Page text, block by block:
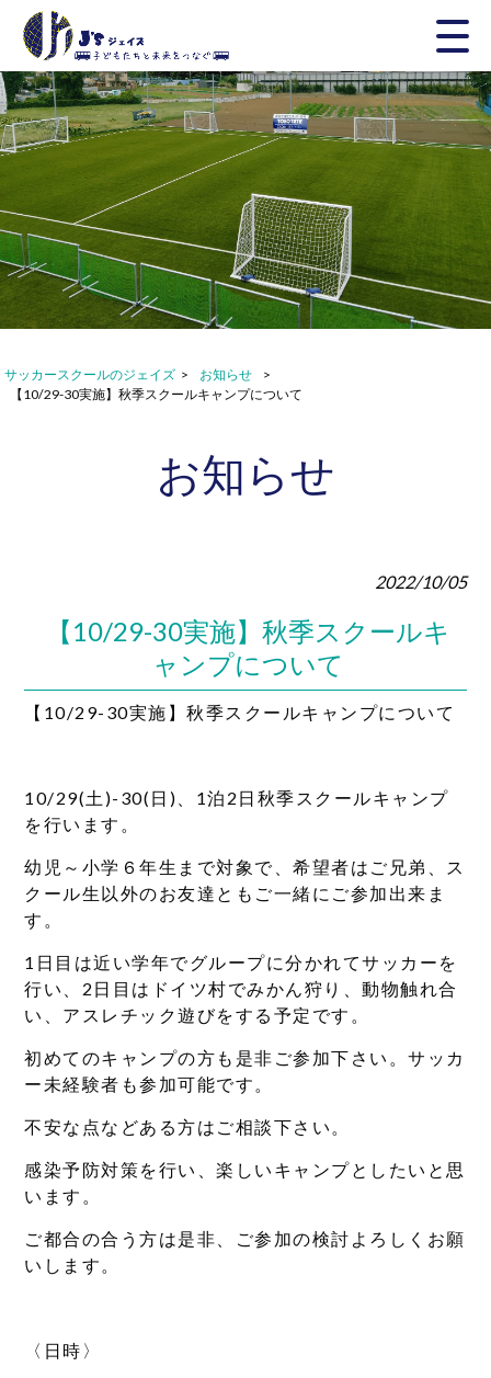
サッカースクールのジェイズ > お知らせ
>
【10/29-30実施】秋季スクールキャンプについて
お知らせ
2022/10/05
【10/29-30実施】秋季スクールキ
ャンプについて
【10/29-30実施】秋季スクールキャンプについて
10/29(土)-30(日)、1泊2日秋季スクールキャンプ
を行います。
幼児～小学６年生まで対象で、希望者はご兄弟、ス
クール生以外のお友達ともご一緒にご参加出来ま
す。
1日目は近い学年でグループに分かれてサッカーを
行い、2日目はドイツ村でみかん狩り、動物触れ合
い、アスレチック遊びをする予定です。
初めてのキャンプの方も是非ご参加下さい。サッカ
ー未経験者も参加可能です。
不安な点などある方はご相談下さい。
感染予防対策を行い、楽しいキャンプとしたいと思
います。
ご都合の合う方は是非、ご参加の検討よろしくお願
いします。
〈日時〉